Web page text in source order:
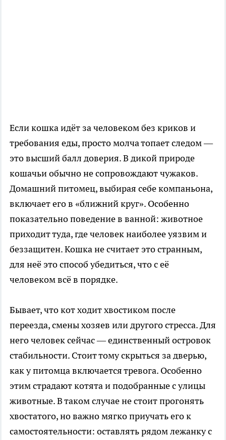
Если кошка идёт за человеком без криков и
требования еды, просто молча топает следом —
это высший балл доверия. В дикой природе
кошачьи обычно не сопровождают чужаков.
Домашний питомец, выбирая себе компаньона,
включает его в «ближний круг». Особенно
показательно поведение в ванной: животное
приходит туда, где человек наиболее уязвим и
беззащитен. Кошка не считает это странным,
для неё это способ убедиться, что с её
человеком всё в порядке.
Бывает, что кот ходит хвостиком после
переезда, смены хозяев или другого стресса. Для
него человек сейчас — единственный островок
стабильности. Стоит тому скрыться за дверью,
как у питомца включается тревога. Особенно
этим страдают котята и подобранные с улицы
животные. В таком случае не стоит прогонять
хвостатого, но важно мягко приучать его к
самостоятельности: оставлять рядом лежанку с